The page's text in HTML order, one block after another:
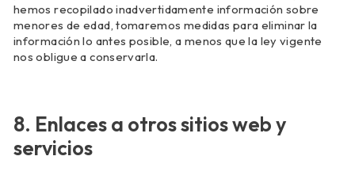
hemos recopilado inadvertidamente información sobre
menores de edad, tomaremos medidas para eliminar la
información lo antes posible, a menos que la ley vigente
nos obligue a conservarla.
8. Enlaces a otros sitios web y
servicios